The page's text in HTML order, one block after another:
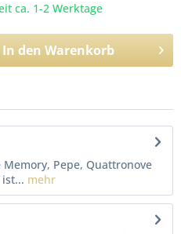
ca. 1-2 Werktage
In den Warenkorb
Pepe, Quattronove
mehr